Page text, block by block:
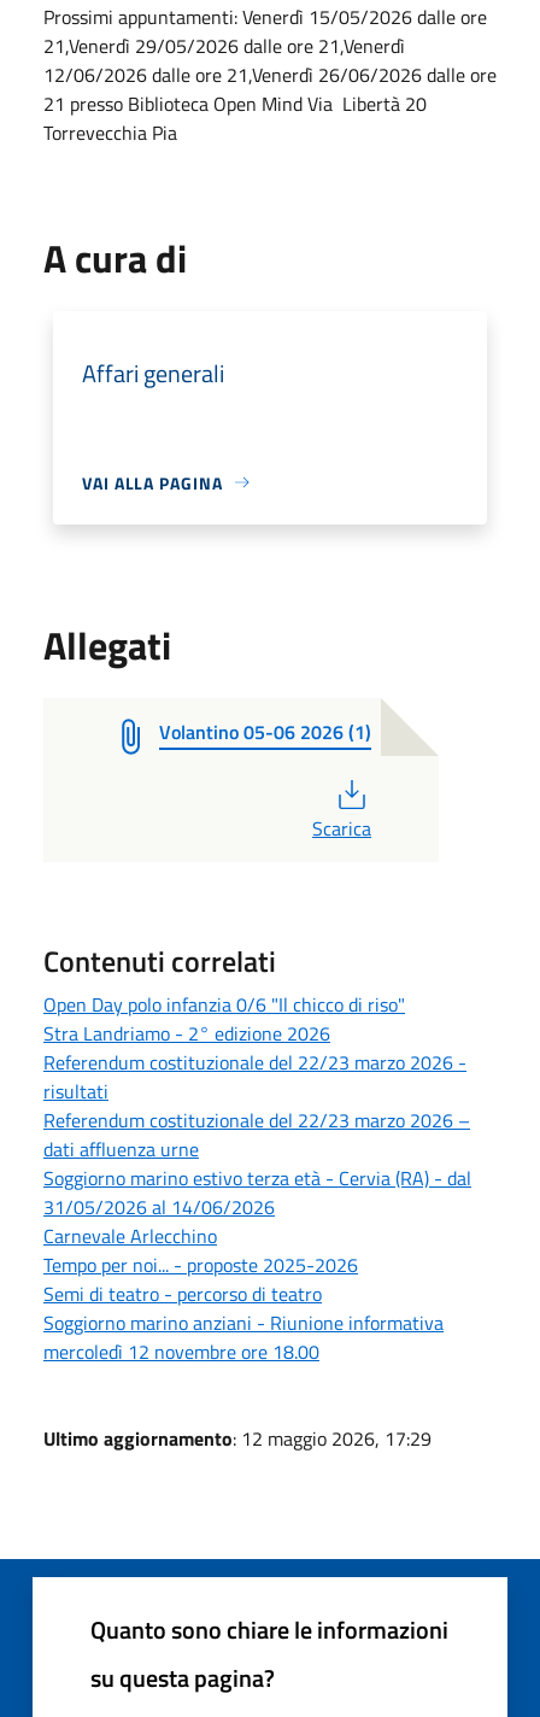
Prossimi appuntamenti: Venerdì 15/05/2026 dalle ore
21,Venerdì 29/05/2026 dalle ore 21,Venerdì
12/06/2026 dalle ore 21,Venerdì 26/06/2026 dalle ore
21 presso Biblioteca Open Mind Via Libertà 20
Torrevecchia Pia
A cura di
Affari generali
VAI ALLA PAGINA
Allegati
Volantino 05-06 2026 (1)
Scarica
Contenuti correlati
Open Day polo infanzia 0/6 "Il chicco di riso"
Stra Landriamo - 2° edizione 2026
Referendum costituzionale del 22/23 marzo 2026 -
risultati
Referendum costituzionale del 22/23 marzo 2026 –
dati affluenza urne
Soggiorno marino estivo terza età - Cervia (RA) - dal
31/05/2026 al 14/06/2026
Carnevale Arlecchino
Tempo per noi... - proposte 2025-2026
Semi di teatro - percorso di teatro
Soggiorno marino anziani - Riunione informativa
mercoledì 12 novembre ore 18.00
Ultimo aggiornamento: 12 maggio 2026, 17:29
Quanto sono chiare le informazioni
su questa pagina?